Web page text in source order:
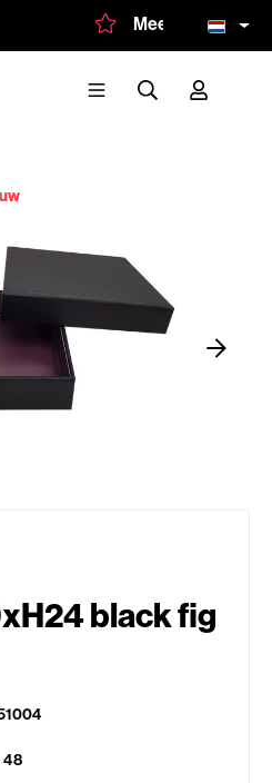
Meer dan 1.500
black fig
48